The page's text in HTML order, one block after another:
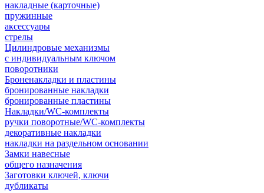
накладные (карточные)
пружинные
аксессуары
стрелы
Цилиндровые механизмы
с индивидуальным ключом
поворотники
Броненакладки и пластины
бронированные накладки
бронированные пластины
Накладки/WC-комплекты
ручки поворотные/WC-комплекты
декоративные накладки
накладки на раздельном основании
Замки навесные
общего назначения
Заготовки ключей, ключи
дубликаты